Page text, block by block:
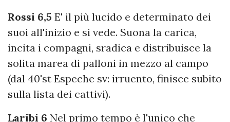
Rossi 6,5 E' il più lucido e determinato dei
suoi all'inizio e si vede. Suona la carica,
incita i compagni, sradica e distribuisce la
solita marea di palloni in mezzo al campo
(dal 40'st Espeche sv: irruento, finisce subito
sulla lista dei cattivi).
Laribi 6 Nel primo tempo è l'unico che